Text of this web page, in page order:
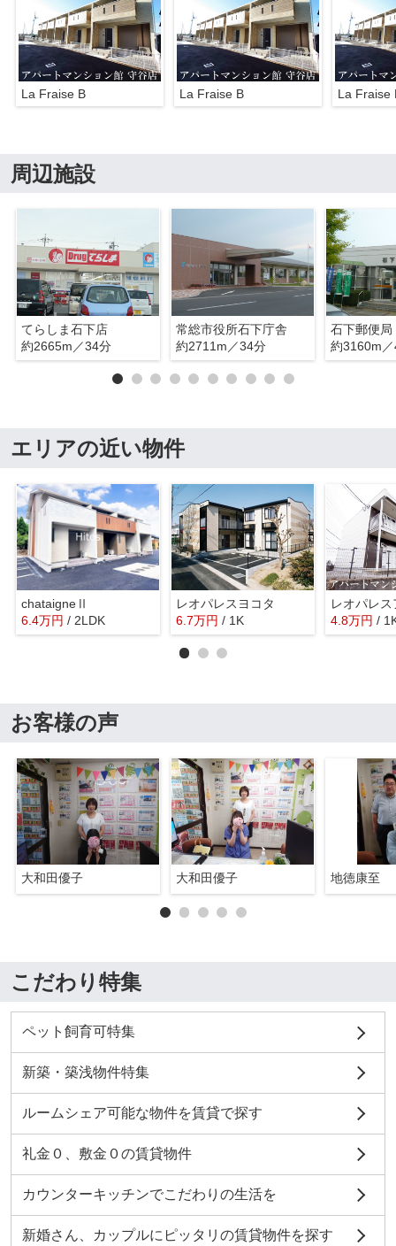
La Fraise B La Fraise B La Fraise
周辺施設
てらしま石下店
約2665m／34分
常総市役所石下庁舎
約2711m／34分
石下郵便局
約3160m
エリアの近い物件
chataigneⅡ
6.4万円 / 2LDK
レオパレスヨコタ
6.7万円 / 1K 4.8万円 /
お客様の声
大和田優子 大和田優子 地徳康至
こだわり特集
ペット飼育可特集
新築・築浅物件特集
ルームシェア可能な物件を賃貸で探す
礼金０、敷金０の賃貸物件
カウンターキッチンでこだわりの生活を
新婚さん、カップルにピッタリの賃貸物件を探す